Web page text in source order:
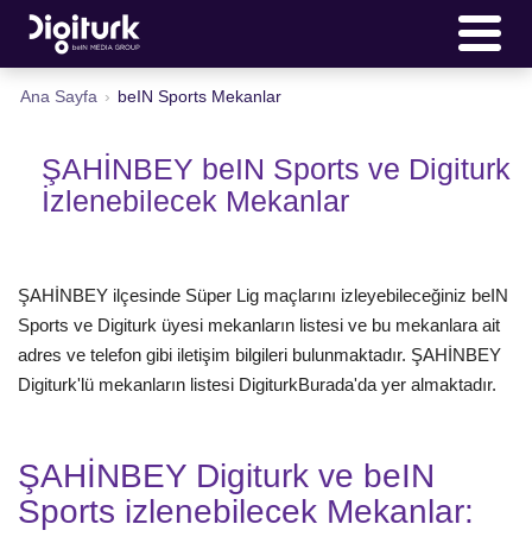
Ana Sayfa › beIN Sports Mekanlar
ŞAHİNBEY beIN Sports ve Digiturk
İzlenebilecek Mekanlar
ŞAHİNBEY ilçesinde Süper Lig maçlarını izleyebileceğiniz beIN
Sports ve Digiturk üyesi mekanların listesi ve bu mekanlara ait
adres ve telefon gibi iletişim bilgileri bulunmaktadır. ŞAHİNBEY
Digiturk'lü mekanların listesi DigiturkBurada'da yer almaktadır.
ŞAHİNBEY Digiturk ve beIN
Sports izlenebilecek Mekanlar: